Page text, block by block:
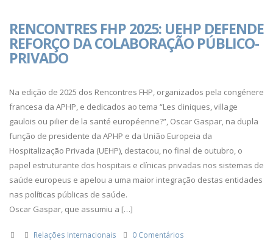
RENCONTRES FHP 2025: UEHP DEFENDE
REFORÇO DA COLABORAÇÃO PÚBLICO-
PRIVADO
Na edição de 2025 dos Rencontres FHP, organizados pela congénere
francesa da APHP, e dedicados ao tema “Les cliniques, village
gaulois ou pilier de la santé européenne?”, Oscar Gaspar, na dupla
função de presidente da APHP e da União Europeia da
Hospitalização Privada (UEHP), destacou, no final de outubro, o
papel estruturante dos hospitais e clínicas privadas nos sistemas de
saúde europeus e apelou a uma maior integração destas entidades
nas políticas públicas de saúde.
Oscar Gaspar, que assumiu a […]
Relações Internacionais 0 Comentários